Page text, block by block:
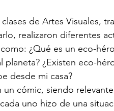
de Artes Visuales,
realizaron diferentes
¿Qué es un eco-
¿Existen eco-
desde mi casa?
cómic, siendo
uno hizo de una